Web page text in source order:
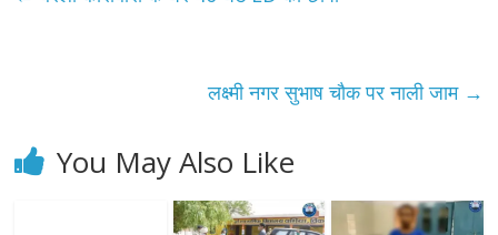
लक्ष्मी नगर सुभाष चौक पर नाली जाम →
You May Also Like